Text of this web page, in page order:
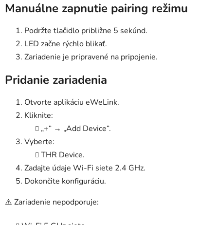
Manuálne zapnutie pairing režimu
Podržte tlačidlo približne 5 sekúnd.
LED začne rýchlo blikať.
Zariadenie je pripravené na pripojenie.
Pridanie zariadenia
Otvorte aplikáciu eWeLink.
Kliknite:
„+“ → „Add Device“.
Vyberte:
THR Device.
Zadajte údaje Wi-Fi siete 2.4 GHz.
Dokončite konfiguráciu.
⚠️ Zariadenie nepodporuje: